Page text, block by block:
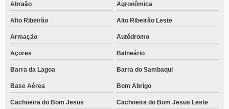
Abraão
Agronômica
Alto Ribeirão Alto Ribeirão Leste
Armação Autódromo
Açores Balneário
Barra da Lagoa Barra do Sambaqui
Base Aérea Bom Abrigo
Cachoeira do Bom Jesus Cachoeira do Bom Jesus Leste